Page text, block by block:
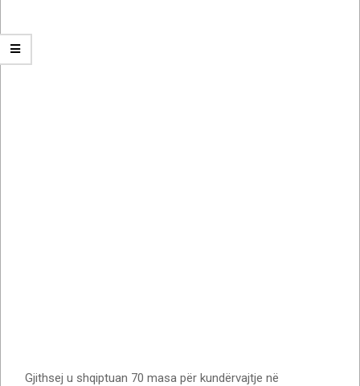
Gjithsej u shqiptuan 70 masa për kundërvajtje në